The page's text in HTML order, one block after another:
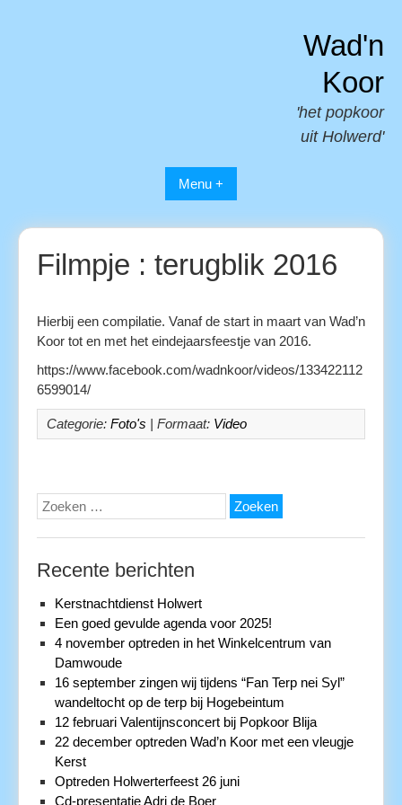
Wad'n
Koor
'het popkoor
uit Holwerd'
Menu +
Filmpje : terugblik 2016
Hierbij een compilatie. Vanaf de start in maart van Wad’n
Koor tot en met het eindejaarsfeestje van 2016.
https://www.facebook.com/wadnkoor/videos/133422112
6599014/
Categorie: Foto's | Formaat: Video
Zoeken
naar:
Recente berichten
Kerstnachtdienst Holwert
Een goed gevulde agenda voor 2025!
4 november optreden in het Winkelcentrum van
Damwoude
16 september zingen wij tijdens “Fan Terp nei Syl”
wandeltocht op de terp bij Hogebeintum
12 februari Valentijnsconcert bij Popkoor Blija
22 december optreden Wad’n Koor met een vleugje
Kerst
Optreden Holwerterfeest 26 juni
Cd-presentatie Adri de Boer